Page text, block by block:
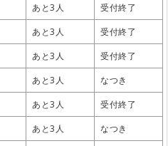
あと3人
受付終了
あと3人
受付終了
あと3人
受付終了
あと3人
なつき
あと3人
受付終了
あと3人
なつき
あと3人
受付終了
あと3人
受付終了
あと3人
受付終了
あと3人
なつき
あと3人
受付終了
あと3人
なつき
あと3人
受付終了
あと3人
受付終了
あと3人
受付終了
あと3人
なつき
あと3人
受付終了
あと3人
なつき
あと3人
受付終了
あと3人
受付終了
あと3人
受付終了
あと3人
なつき
あと3人
受付終了
あと3人
なつき